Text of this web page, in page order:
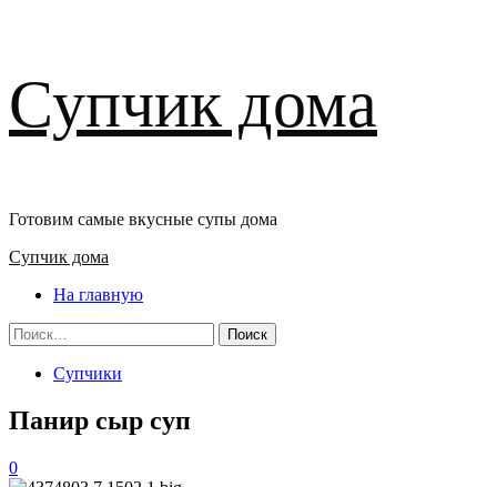
к
содержимому
Супчик дома
Готовим самые вкусные супы дома
Основное
Супчик дома
На главную
Найти:
Супчики
Панир сыр суп
0